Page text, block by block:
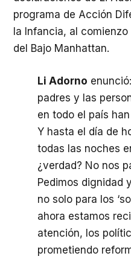
programa de Acción
la Infancia, al
del Bajo Manhattan.
Li Adorno
padres y las
en todo el país
Y hasta el día de
todas las noches
¿verdad? No nos
Pedimos dignidad
no solo para los
ahora estamos
atención, los
prometiendo